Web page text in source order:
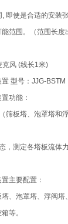
即使是合适的安装
范围。（范围长度
克风 (线长1米)
型号：JJG-BSTM
功能：
筛板塔、泡罩塔和
，测定各塔板流体
主要配置：
、泡罩塔、浮阀塔
箱等。